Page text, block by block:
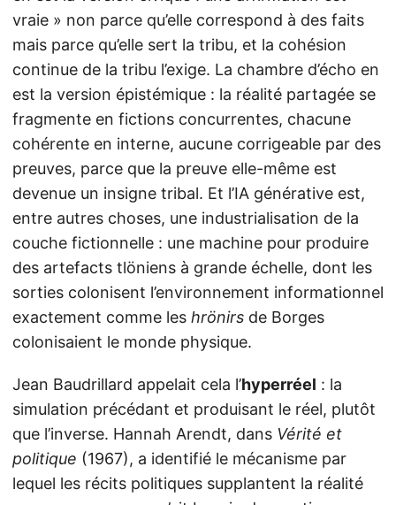
vraie » non parce qu’elle correspond à des faits
mais parce qu’elle sert la tribu, et la cohésion
continue de la tribu l’exige. La chambre d’écho en
est la version épistémique : la réalité partagée se
fragmente en fictions concurrentes, chacune
cohérente en interne, aucune corrigeable par des
preuves, parce que la preuve elle-même est
devenue un insigne tribal. Et l’IA générative est,
entre autres choses, une industrialisation de la
couche fictionnelle : une machine pour produire
des artefacts tlöniens à grande échelle, dont les
sorties colonisent l’environnement informationnel
exactement comme les hrönirs de Borges
colonisaient le monde physique.
Jean Baudrillard appelait cela l’hyperréel : la
simulation précédant et produisant le réel, plutôt
que l’inverse. Hannah Arendt, dans Vérité et
politique (1967), a identifié le mécanisme par
lequel les récits politiques supplantent la réalité